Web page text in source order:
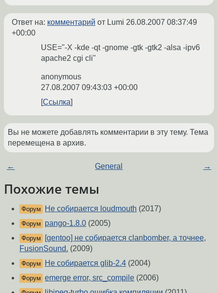
Ответ на: комментарий от Lumi 26.08.2007 08:37:49
+00:00
USE="-X -kde -qt -gnome -gtk -gtk2 -alsa -ipv6
apache2 cgi cli"
anonymous
27.08.2007 09:43:03 +00:00
Ссылка
Вы не можете добавлять комментарии в эту тему. Тема
перемещена в архив.
← General →
Похожие темы
Форум Не собирается loudmouth (2017)
Форум pango-1.8.0 (2005)
Форум
[gentoo] не собирается clanbomber, а точнее,
FusionSound. (2009)
Форум Не собирается glib-2.4 (2004)
Форум emerge error, src_compile (2006)